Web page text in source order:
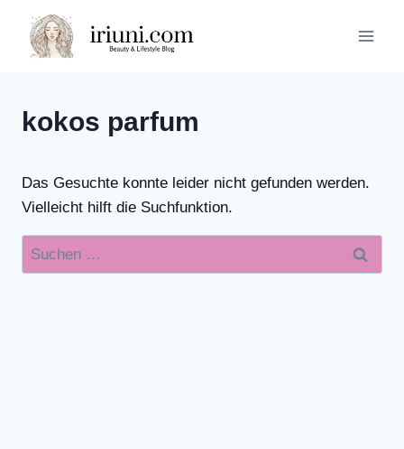
Inhalt
springen
kokos parfum
Das Gesuchte konnte leider nicht gefunden werden.
Vielleicht hilft die Suchfunktion.
Suchen
nach: